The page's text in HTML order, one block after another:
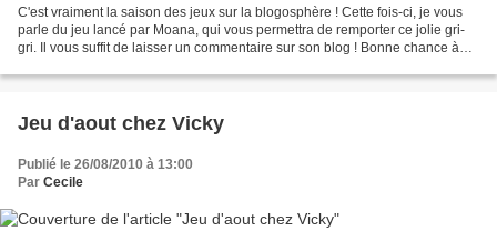
C'est vraiment la saison des jeux sur la blogosphère ! Cette fois-ci, je vous
parle du jeu lancé par Moana, qui vous permettra de remporter ce jolie gri-
gri. Il vous suffit de laisser un commentaire sur son blog ! Bonne chance à
Jeu d'aout chez Vicky
Publié le 26/08/2010 à 13:00
Par Cecile